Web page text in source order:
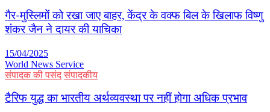
गैर-मुस्लिमों को रखा जाए बाहर, केंद्र के वक्फ बिल के खिलाफ विष्णु
शंकर जैन ने दायर की याचिका
15/04/2025
World News Service
संपादक की पसंद संपादकीय
टैरिफ युद्ध का भारतीय अर्थव्यवस्था पर नहीं होगा अधिक प्रभाव